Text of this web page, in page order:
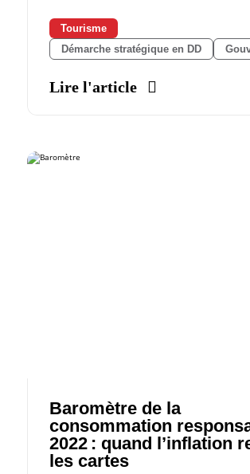
Tourisme
Démarche stratégique en DD
Lire l'article
Baromètre de la
consommation
2022 : quand l’inflation
les cartes